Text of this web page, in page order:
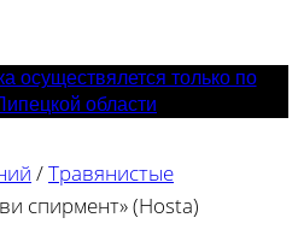
только по
области
/Травянистые
спирмент» (Hosta)